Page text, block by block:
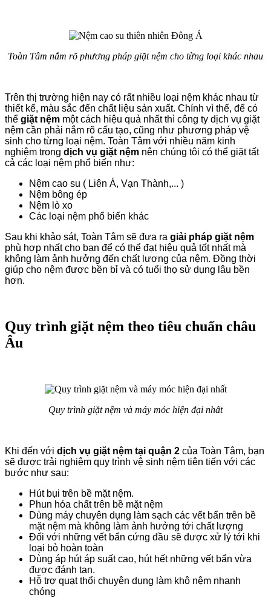
Toàn Tâm nắm rõ phương pháp giặt nệm cho từng loại khác nhau
Trên thị trường hiện nay có rất nhiều loại nệm khác nhau từ
thiết kế, màu sắc đến chất liệu sản xuất. Chính vì thế, để có
thể giặt nệm một cách hiệu quả nhất thì công ty dịch vụ giặt
nệm cần phải nắm rõ cấu tạo, cũng như phương pháp vệ
sinh cho từng loại nệm. Toàn Tâm với nhiều năm kinh
nghiệm trong dịch vụ giặt nệm nên chúng tôi có thể giặt tất
cả các loại nệm phổ biến như:
Nệm cao su ( Liên Á, Vạn Thành,... )
Nệm bông ép
Nệm lò xo
Các loại nệm phổ biến khác
Sau khi khảo sát, Toàn Tâm sẽ đưa ra giải pháp giặt nệm
phù hợp nhất cho bạn để có thể đạt hiệu quả tốt nhất mà
không làm ảnh hưởng đến chất lượng của nệm. Đồng thời
giúp cho nệm được bền bỉ và có tuổi thọ sử dụng lâu bền
hơn.
Quy trình giặt nệm theo tiêu chuẩn châu
Âu
Quy trình giặt nệm và máy móc hiện đại nhất
Khi đến với dịch vụ giặt nệm tại quận 2 của Toàn Tâm, bạn
sẽ được trải nghiệm quy trình vệ sinh nệm tiên tiến với các
bước như sau:
Hút bụi trên bề mặt nệm.
Phun hóa chất trên bề mặt nệm
Dùng máy chuyên dụng làm sạch các vết bẩn trên bề
mặt nệm mà không làm ảnh hưởng tới chất lượng
Đối với những vết bẩn cứng đầu sẽ được xử lý tới khi
loại bỏ hoàn toàn
Dùng áp hút áp suất cao, hút hết những vết bẩn vừa
được đánh tan.
Hỗ trợ quạt thổi chuyên dụng làm khô nệm nhanh
chóng